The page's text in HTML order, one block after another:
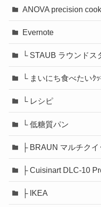
ANOVA precision
Evernote
└ STAUB ラウンドス
└ まいにち食べたいｸ
└ レシピ
└ 低糖質パン
├ BRAUN マルチクイ
├ Cuisinart DLC-10
├ IKEA